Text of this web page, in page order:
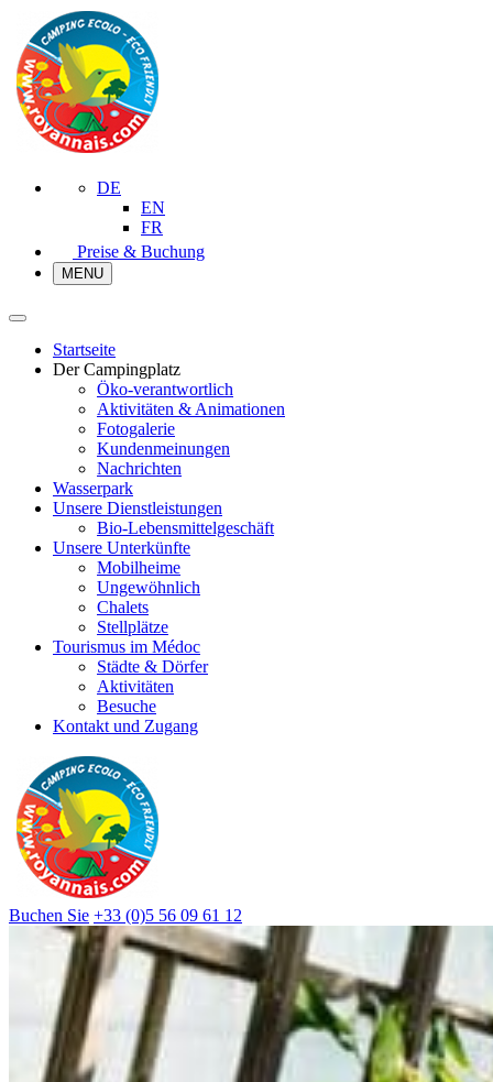
DE
EN
FR
Preise & Buchung
MENU
Startseite
Der Campingplatz
Öko-verantwortlich
Aktivitäten & Animationen
Fotogalerie
Kundenmeinungen
Nachrichten
Wasserpark
Unsere Dienstleistungen
Bio-Lebensmittelgeschäft
Unsere Unterkünfte
Mobilheime
Ungewöhnlich
Chalets
Stellplätze
Tourismus im Médoc
Städte & Dörfer
Aktivitäten
Besuche
Kontakt und Zugang
Buchen Sie +33 (0)5 56 09 61 12